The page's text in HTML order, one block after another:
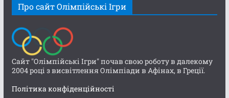
Про сайт Олімпійські Ігри
Сайт "Олімпійські Ігри" почав свою роботу в далекому
2004 році з висвітлення Олімпіади в Афінах, в Греції.
Політика конфіденційності